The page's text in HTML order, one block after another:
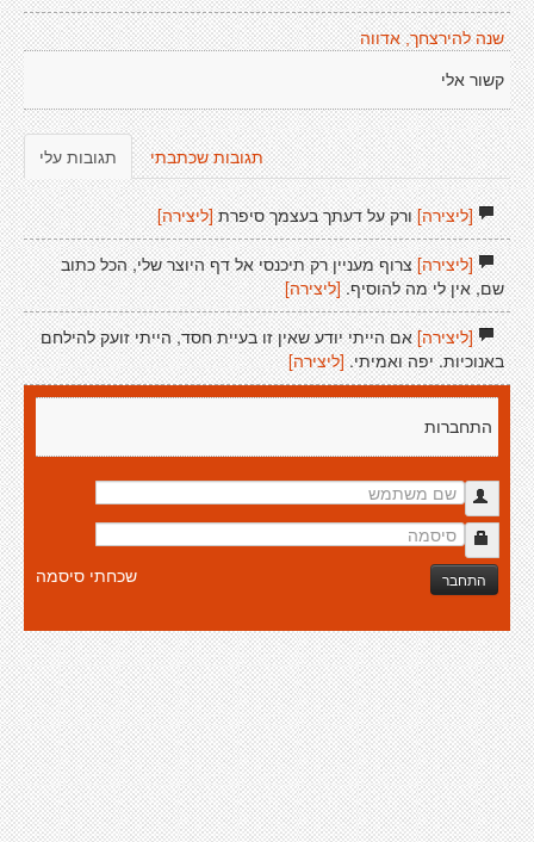
שנה להירצחך, אדווה
קשור אלי
תגובות עלי תגובות שכתבתי
[ליצירה]ורק על דעתך בעצמך סיפרת [ליצירה]
[ליצירה]צרוף מעניין רק תיכנסי אל דף היוצר שלי, הכל כתוב
שם, אין לי מה להוסיף. [ליצירה]
[ליצירה]אם הייתי יודע שאין זו בעיית חסד, הייתי זועק להילחם
באנוכיות. יפה ואמיתי. [ליצירה]
התחברות
התחבר שכחתי סיסמה